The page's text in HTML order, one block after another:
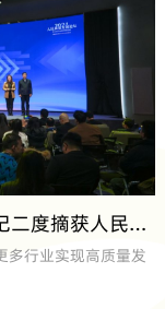
“人民的品牌”！徐福记二度摘获人民网“匠心品牌奖”
多行业实现高质量发